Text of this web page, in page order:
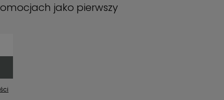
jako pierwszy